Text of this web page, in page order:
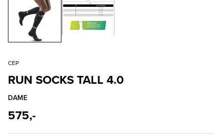
CEP
RUN SOCKS TALL 4.0
DAME
575,-